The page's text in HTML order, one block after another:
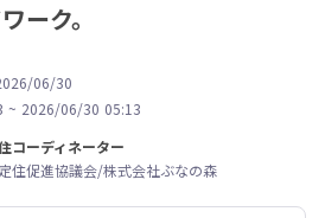
ーク。
06/30
~ 2026/06/30 05:13
コーディネーター
住促進協議会/株式会社ぶなの森